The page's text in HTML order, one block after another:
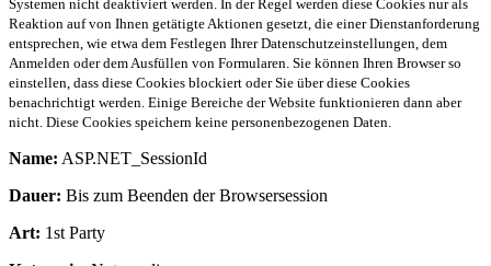
Systemen nicht deaktiviert werden. In der Regel werden diese Cookies nur als
Reaktion auf von Ihnen getätigte Aktionen gesetzt, die einer Dienstanforderung
entsprechen, wie etwa dem Festlegen Ihrer Datenschutzeinstellungen, dem
Anmelden oder dem Ausfüllen von Formularen. Sie können Ihren Browser so
einstellen, dass diese Cookies blockiert oder Sie über diese Cookies
benachrichtigt werden. Einige Bereiche der Website funktionieren dann aber
nicht. Diese Cookies speichern keine personenbezogenen Daten.
Name: ASP.NET_SessionId
Dauer: Bis zum Beenden der Browsersession
Art: 1st Party